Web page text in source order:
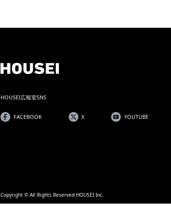
HOUSEI広報室SNS
FACEBOOK X YOUTUBE
Copyright © All Rights Reserved HOUSEI Inc.